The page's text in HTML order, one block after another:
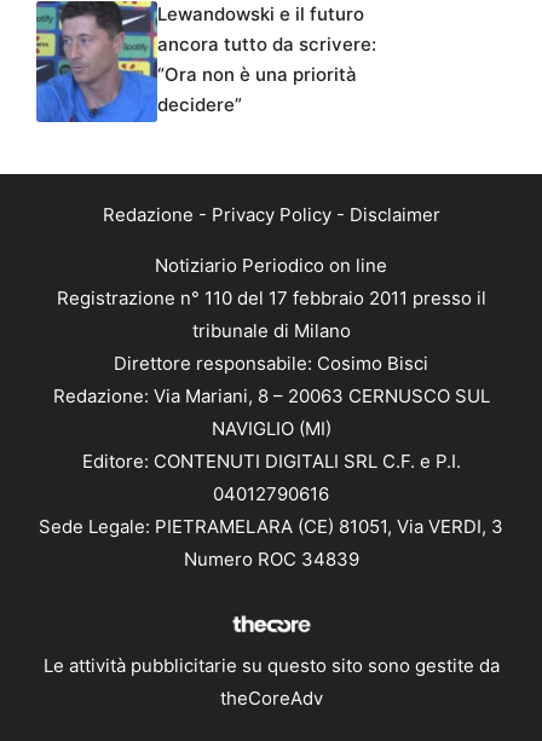
Lewandowski e il futuro
ancora tutto da scrivere:
“Ora non è una priorità
decidere”
Redazione - Privacy Policy- Disclaimer
Notiziario Periodico on line
Registrazione n° 110 del 17 febbraio 2011 presso il
tribunale di Milano
Direttore responsabile: Cosimo Bisci
Redazione: Via Mariani, 8 – 20063 CERNUSCO SUL
NAVIGLIO (MI)
Editore: CONTENUTI DIGITALI SRL C.F. e P.I.
04012790616
Sede Legale: PIETRAMELARA (CE) 81051, Via VERDI, 3
Numero ROC 34839
Le attività pubblicitarie su questo sito sono gestite da
theCoreAdv